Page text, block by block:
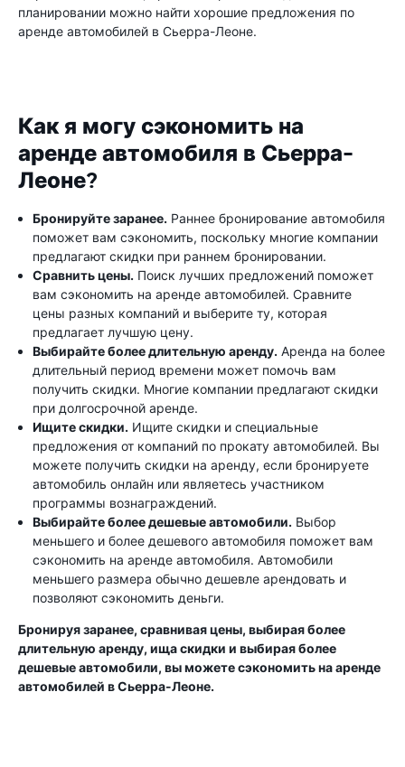
планировании можно найти хорошие предложения по
аренде автомобилей в Сьерра-Леоне.
Как я могу сэкономить на
аренде автомобиля в Сьерра-
Леоне?
Бронируйте заранее. Раннее бронирование автомобиля
поможет вам сэкономить, поскольку многие компании
предлагают скидки при раннем бронировании.
Сравнить цены. Поиск лучших предложений поможет
вам сэкономить на аренде автомобилей. Сравните
цены разных компаний и выберите ту, которая
предлагает лучшую цену.
Выбирайте более длительную аренду. Аренда на более
длительный период времени может помочь вам
получить скидки. Многие компании предлагают скидки
при долгосрочной аренде.
Ищите скидки. Ищите скидки и специальные
предложения от компаний по прокату автомобилей. Вы
можете получить скидки на аренду, если бронируете
автомобиль онлайн или являетесь участником
программы вознаграждений.
Выбирайте более дешевые автомобили. Выбор
меньшего и более дешевого автомобиля поможет вам
сэкономить на аренде автомобиля. Автомобили
меньшего размера обычно дешевле арендовать и
позволяют сэкономить деньги.
Бронируя заранее, сравнивая цены, выбирая более
длительную аренду, ища скидки и выбирая более
дешевые автомобили, вы можете сэкономить на аренде
автомобилей в Сьерра-Леоне.